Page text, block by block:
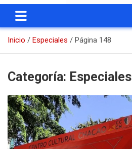
Inicio Especiales Página 148
Categoría: Especiales